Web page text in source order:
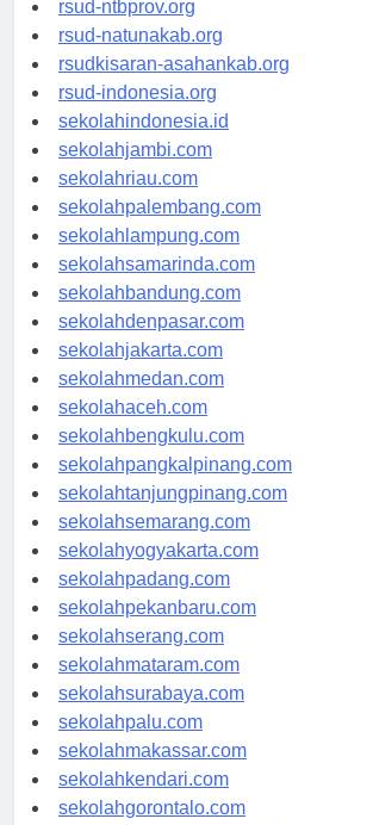
rsud-ntbprov.org
rsud-natunakab.org
rsudkisaran-asahankab.org
rsud-indonesia.org
sekolahindonesia.id
sekolahjambi.com
sekolahriau.com
sekolahpalembang.com
sekolahlampung.com
sekolahsamarinda.com
sekolahbandung.com
sekolahdenpasar.com
sekolahjakarta.com
sekolahmedan.com
sekolahaceh.com
sekolahbengkulu.com
sekolahpangkalpinang.com
sekolahtanjungpinang.com
sekolahsemarang.com
sekolahyogyakarta.com
sekolahpadang.com
sekolahpekanbaru.com
sekolahserang.com
sekolahmataram.com
sekolahsurabaya.com
sekolahpalu.com
sekolahmakassar.com
sekolahkendari.com
sekolahgorontalo.com